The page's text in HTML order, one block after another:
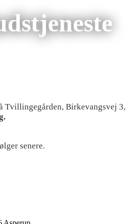
Tvillingegården, Birkevangsvej 3,
senere.